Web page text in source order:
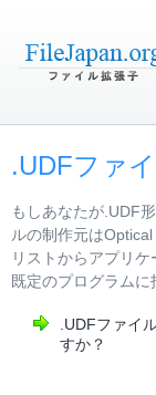
.UDFファ
もしあなたが.UDF
ルの制作元は
リストからアプリ
既定のプログラム
.UDFファイ
すか？